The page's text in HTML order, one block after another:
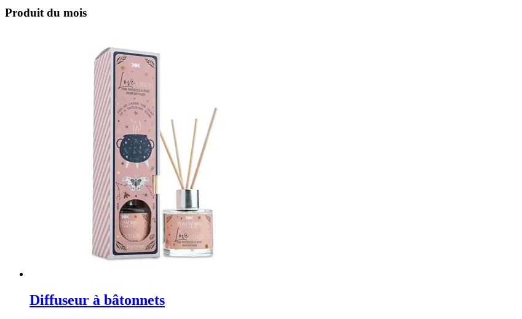
Produit du mois
Diffuseur à bâtonnets